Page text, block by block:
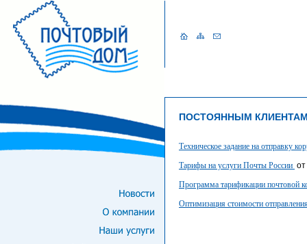
ПОСТОЯННЫМ
Техническое задание на отправку
Тарифы на услуги Почты России
Программа тарификации почтовой
Оптимизация стоимости